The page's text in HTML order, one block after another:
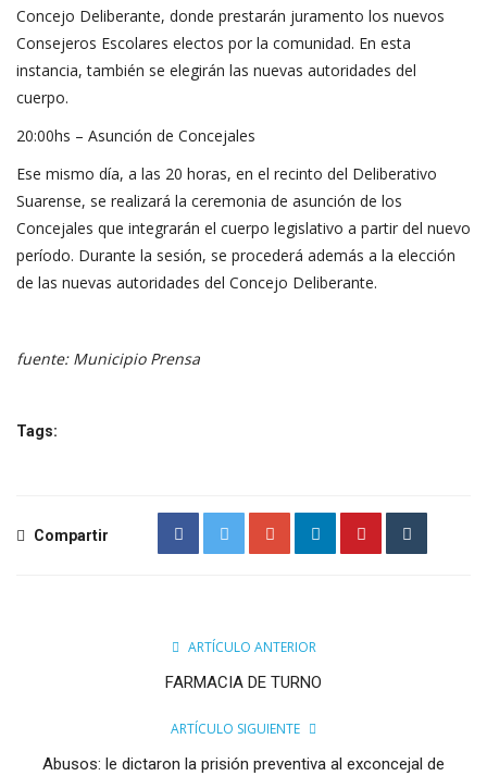
Concejo Deliberante, donde prestarán juramento los nuevos
Consejeros Escolares electos por la comunidad. En esta
instancia, también se elegirán las nuevas autoridades del
cuerpo.
20:00hs – Asunción de Concejales
Ese mismo día, a las 20 horas, en el recinto del Deliberativo
Suarense, se realizará la ceremonia de asunción de los
Concejales que integrarán el cuerpo legislativo a partir del nuevo
período. Durante la sesión, se procederá además a la elección
de las nuevas autoridades del Concejo Deliberante.
fuente: Municipio Prensa
Tags:
Compartir
ARTÍCULO ANTERIOR
FARMACIA DE TURNO
ARTÍCULO SIGUIENTE
Abusos: le dictaron la prisión preventiva al exconcejal de